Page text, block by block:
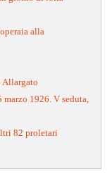
alla
Allargato
1926. V seduta,
82 proletari